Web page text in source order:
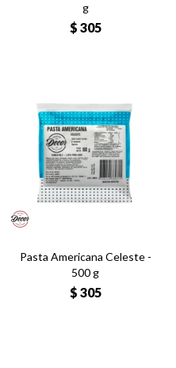
g
$ 305
Pasta Americana Celeste -
500 g
$ 305